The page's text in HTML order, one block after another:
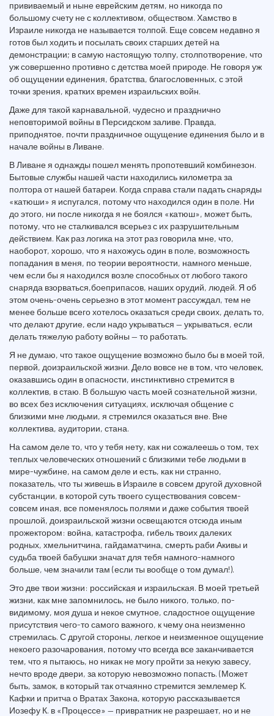
прививаемый и ныне еврейским детям, но никогда по
большому счету не с коллективом, обществом. Хамство в
Израиле никогда не называется толпой. Еще совсем недавно я
готов был ходить и посылать своих старших детей на
демонстрации; в самую настоящую толпу, столпотворение, что
уж совершенно противно с детства моей природе. Не говоря уж
об ощущении единения, братства, благословенных, с этой
точки зрения, кратких времен израильских войн.
Даже для такой карнавальной, чудесно и празднично
неповторимой войны в Персидском заливе. Правда,
приподнятое, почти праздничное ощущение единения было и в
начале войны в Ливане.
В Ливане я однажды пошел менять пропотевший комбинезон.
Бытовые службы нашей части находились километра за
полтора от нашей батареи. Когда справа стали падать снаряды
«катюши» я испугался, потому что находился один в поле. Ни
до этого, ни после никогда я не боялся «катюш», может быть,
потому, что не сталкивался всерьез с их разрушительным
действием. Как раз логика на этот раз говорила мне, что,
наоборот, хорошо, что я нахожусь один в поле, возможность
попадания в меня, по теории вероятности, намного меньше,
чем если бы я находился возле способных от любого такого
снаряда взорваться,боеприпасов, наших орудий, людей. Я об
этом очень-очень серьезно в этот момент рассуждал, тем не
менее больше всего хотелось оказаться среди своих, делать то,
что делают другие, если надо укрываться — укрываться, если
делать тяжелую работу войны — то работать.
Я не думаю, что такое ощущение возможно было бы в моей той,
первой, доизраильской жизни. Дело вовсе не в том, что человек,
оказавшись один в опасности, инстинктивно стремится в
коллектив, в стаю. В большую часть моей сознательной жизни,
во всех без исключения ситуациях, исключая общение с
близкими мне людьми, я стремился оказаться вне. Вне
коллектива, аудитории, стана.
На самом деле то, что у тебя нету, как ни сожалеешь о том, тех
теплых человеческих отношений с близкими тебе людьми в
мире-чужбине, на самом деле и есть, как ни странно,
показатель, что ты живешь в Израиле в совсем другой духовной
субстанции, в которой суть твоего существования совсем-
совсем иная, все поменялось полями и даже события твоей
прошлой, доизраильской жизни освещаются отсюда иным
прожектором: война, катастрофа, гибель твоих далеких
родных, хмельнитчина, гайдаматчина, смерть раби Акивы и
судьба твоей бабушки значат для тебя намного-намного
больше, чем значили там (если ты вообще о том думал!).
Это две твои жизни: российская и израильская. В моей третьей
жизни, как мне запомнилось, не было никого, только, по-
видимому, моя душа и некое смутное, сладостное ощущение
присутствия чего-то самого важного, к чему она неизменно
стремилась. С другой стороны, легкое и неизменное ощущение
некоего разочарования, потому что всегда все заканчивается
тем, что я пытаюсь, но никак не могу пройти за некую завесу,
нечто вроде двери, за которую невозможно попасть. (Может
быть, замок, в который так отчаянно стремится землемер К.
Кафки и притча о Вратах Закона, которую рассказывается
Иозефу К. в «Процессе» — привратник не разрешает, но и не